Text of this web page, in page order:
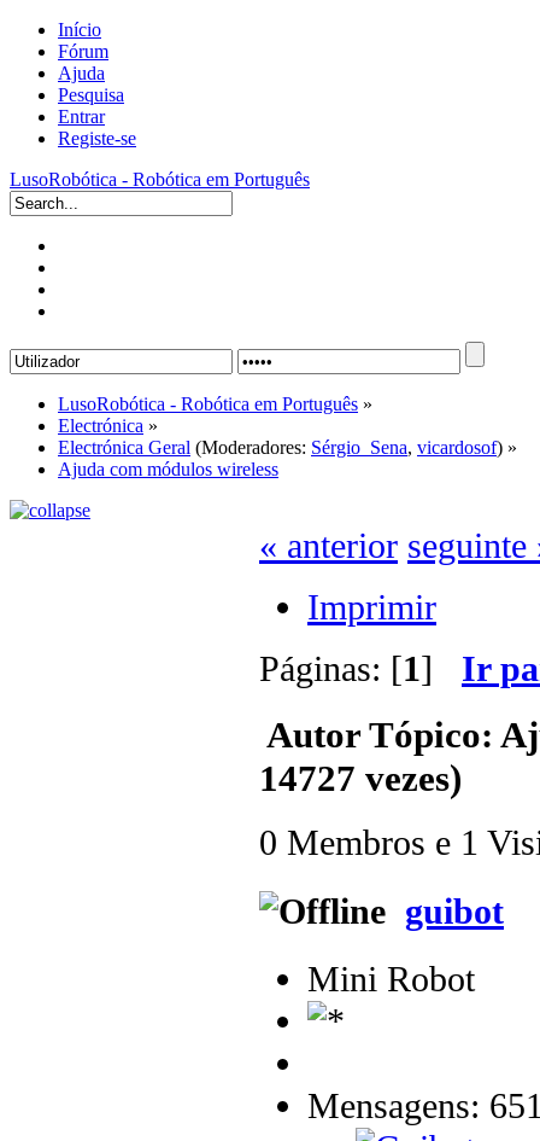
Início
Fórum
Ajuda
Pesquisa
Entrar
Registe-se
LusoRobótica - Robótica em Português
LusoRobótica - Robótica em Português »
Electrónica »
Electrónica Geral (Moderadores: Sérgio_Sena, vicardosof) »
Ajuda com módulos wireless
« anterior seguinte
Imprimir
Páginas: [1] Ir
AutorTópico:
14727 vezes)
0 Membros e 1
guibot
Mini Robot
Mensagens: